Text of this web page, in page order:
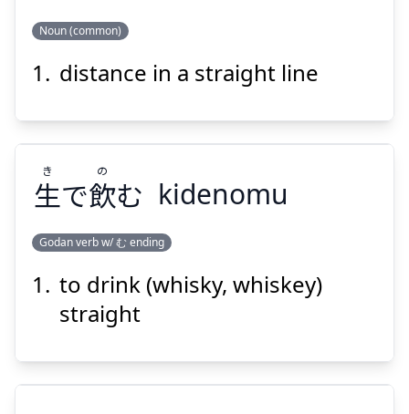
直
ちょく
せん
きょ
り
Suspend
Noun (common)
distance in a straight line
で
む
き
の
生で飲む
き の
kidenomu
Godan verb w/ む ending
to drink (whisky, whiskey)
straight